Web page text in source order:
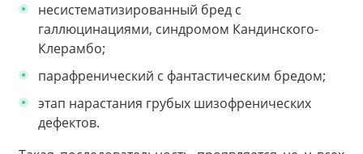
несистематизированный бред с
галлюцинациями, синдромом Кандинского-
Клерамбо;
парафренический с фантастическим бредом;
этап нарастания грубых шизофренических
дефектов.